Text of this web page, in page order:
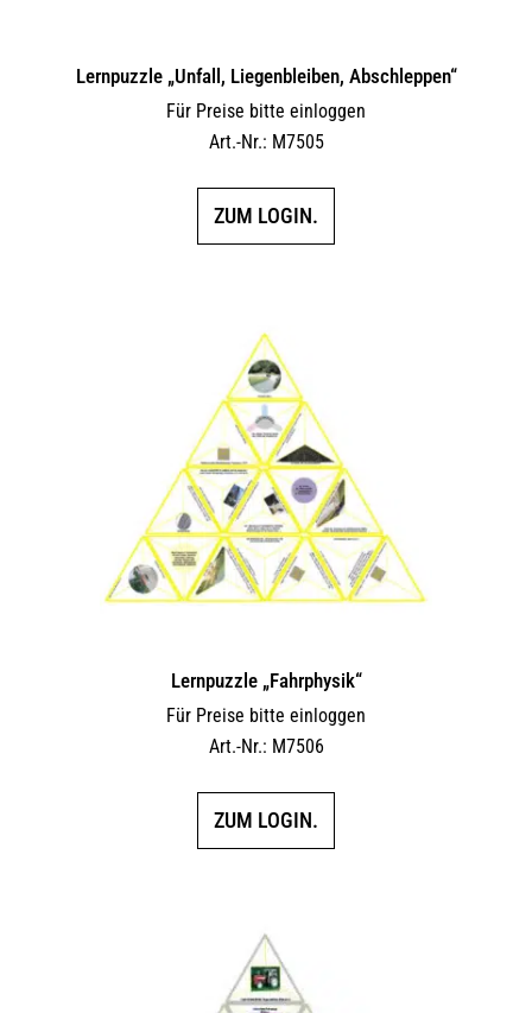
Lernpuzzle „Unfall, Liegenbleiben, Abschleppen“
Für Preise bitte einloggen
Art.-Nr.: M7505
ZUM LOGIN.
Lernpuzzle „Fahrphysik“
Für Preise bitte einloggen
Art.-Nr.: M7506
ZUM LOGIN.